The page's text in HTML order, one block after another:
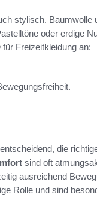
stylisch. Baumwolle
oder erdige
für Freizeitkleidung an:
die
sind oft
ausreichend
Rolle und sind